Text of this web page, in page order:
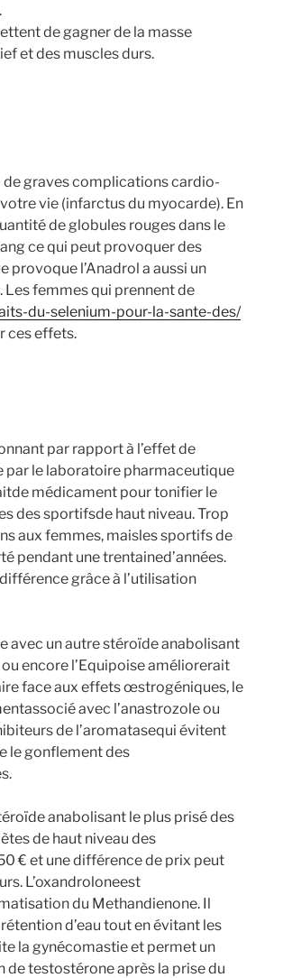
de gagner de la masse
et des muscles durs.
de graves complications cardio-
vie (infarctus du myocarde). En
de globules rouges dans le
ce qui peut provoquer des
provoque l’Anadrol a aussi un
femmes qui prennent de
du-selenium-pour-la-sante-des/
ces effets.
par rapport à l’effet de
par le laboratoire pharmaceutique
médicament pour tonifier le
des sportifsde haut niveau. Trop
aux femmes, maisles sportifs de
pendant une trentained’années.
grâce à l’utilisation
avec un autre stéroïde anabolisant
encore l’Equipoise améliorerait
face aux effets œstrogéniques, le
avec l’anastrozole ou
de l’aromatasequi évitent
le gonflement des
anabolisant le plus prisé des
de haut niveau des
€ et une différence de prix peut
L’oxandroloneest
du Methandienone. Il
d’eau tout en évitant les
la gynécomastie et permet un
testostérone après la prise du